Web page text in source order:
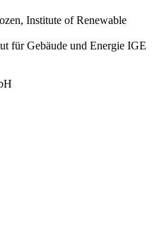
Institute of Renewable
für Gebäude und Energie IGE